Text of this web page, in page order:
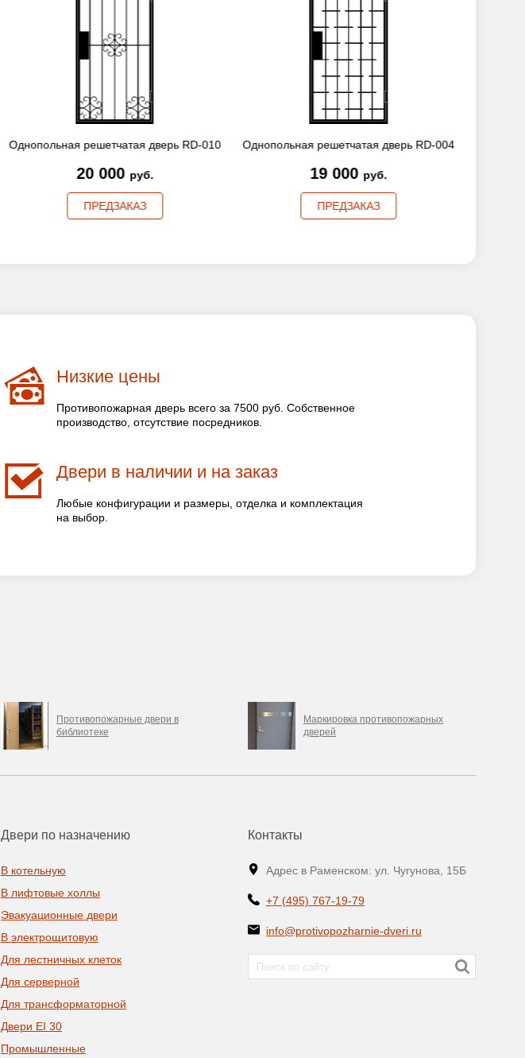
Однопольная решетчатая дверь RD-004
19 000 руб.
ПРЕДЗАКАЗ
Однопольная решетчатая дверь RD-014
20 000 руб.
ПРЕДЗАКАЗ
Низкие цены
Противопожарная дверь всего за 7500 руб. Собственное
производство, отсутствие посредников.
Двери в наличии и на заказ
Любые конфигурации и размеры, отделка и комплектация
на выбор.
Противопожарные двери в
библиотеке
Маркировка противопожарных
дверей
Двери по назначению
В котельную
В лифтовые холлы
Эвакуационные двери
В электрощитовую
Для лестничных клеток
Для серверной
Для трансформаторной
Двери EI 30
Промышленные
Контакты
Адрес в Раменском: ул. Чугунова, 15Б
+7 (495) 767-19-79
info@protivopozharnie-dveri.ru